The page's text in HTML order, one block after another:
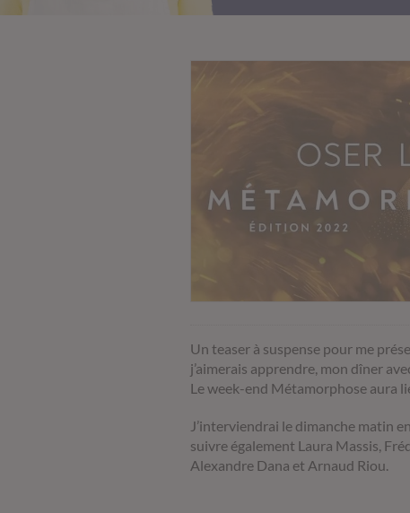
Un teaser à suspense pour me
j’aimerais apprendre, mon dîner
Le week-end Métamorphose aura
J’interviendrai le dimanche matin
suivre également Laura Massis,
Alexandre Dana et Arnaud Riou.